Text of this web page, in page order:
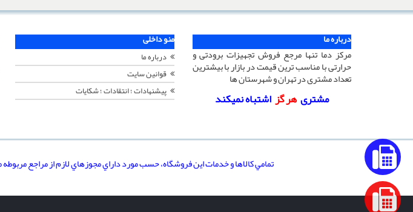
درباره ما
مرکز دما تنها مرجع فروش تجهیزات برودتی و
حرارتی با مناسب ترین قیمت در بازار با بیشترین
تعداد مشتری در تهران و شهرستان ها
مشتریهر گزاشتباه نمیکند
منو داخلی
درباره ما
قوانین سایت
پیشنهادات ؛ انتقادات ؛ شکایات
تمامي كالاها و خدمات اين فروشگاه، حسب مورد داراي مجوزهاي لازم از مراجع